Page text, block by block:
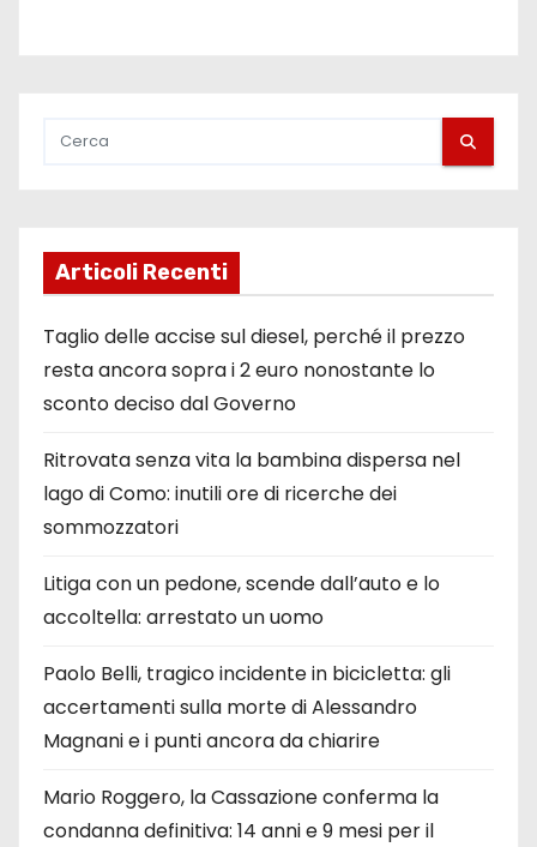
Articoli Recenti
Taglio delle accise sul diesel, perché il prezzo
resta ancora sopra i 2 euro nonostante lo
sconto deciso dal Governo
Ritrovata senza vita la bambina dispersa nel
lago di Como: inutili ore di ricerche dei
sommozzatori
Litiga con un pedone, scende dall’auto e lo
accoltella: arrestato un uomo
Paolo Belli, tragico incidente in bicicletta: gli
accertamenti sulla morte di Alessandro
Magnani e i punti ancora da chiarire
Mario Roggero, la Cassazione conferma la
condanna definitiva: 14 anni e 9 mesi per il